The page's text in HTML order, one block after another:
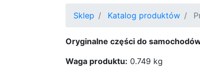
Sklep Katalog produktów
Oryginalne części do
Waga produktu: 0.749 kg